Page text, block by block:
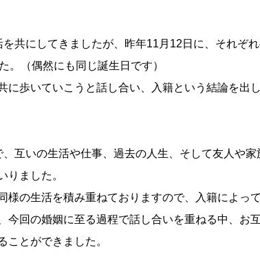
共にしてきましたが、昨年11月12日に、それぞ
。（偶然にも同じ誕生日です）
に歩いていこうと話し合い、入籍という結論を出
互いの生活や仕事、過去の人生、そして友人や家
りました。
様の生活を積み重ねておりますので、入籍によっ
今回の婚姻に至る過程で話し合いを重ねる中、お
ことができました。